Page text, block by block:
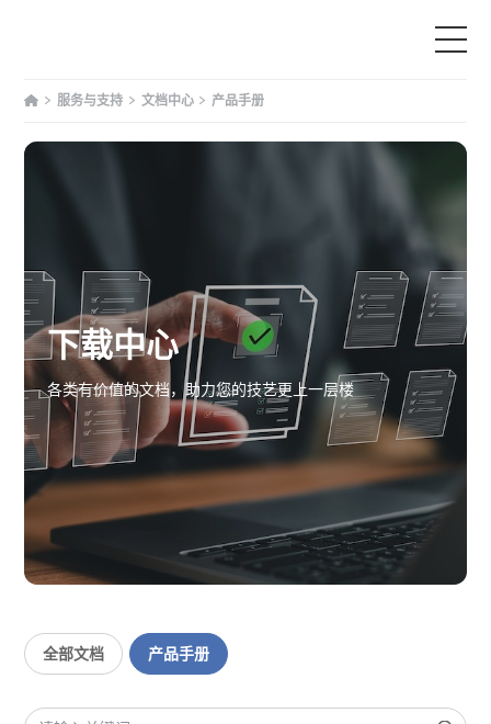
首页
服务与支持
教育
文章资讯
CN
服务与支持 文档中心 产品手册
下载中心
各类有价值的文档，助力您的技艺更上一层楼
全部文档 产品手册